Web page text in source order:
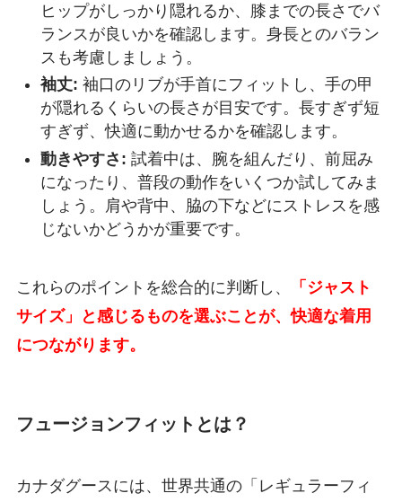
ヒップがしっかり隠れるか、膝までの長さでバ
ランスが良いかを確認します。身長とのバラン
スも考慮しましょう。
袖丈: 袖口のリブが手首にフィットし、手の甲
が隠れるくらいの長さが目安です。長すぎず短
すぎず、快適に動かせるかを確認します。
動きやすさ: 試着中は、腕を組んだり、前屈み
になったり、普段の動作をいくつか試してみま
しょう。肩や背中、脇の下などにストレスを感
じないかどうかが重要です。
これらのポイントを総合的に判断し、
「ジャスト
サイズ」と感じるものを選ぶことが、快適な着用
につながります。
フュージョンフィットとは？
カナダグースには、世界共通の「レギュラーフィ